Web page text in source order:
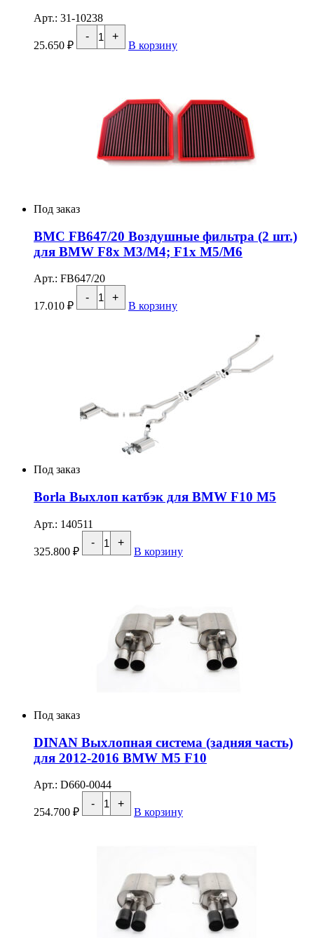
S4/S5
3.0T
FSI
Арт.: 31-10238
25.650 ₽
-
Количество
товара
aFe
Воздушный
фильтр
штатное
место
(2
шт.)
+
В корзину
Под заказ
BMC FB647/20 Воздушные фильтра (2 шт.)
для BMW F8x M3/M4; F1x M5/M6
Арт.: FB647/20
17.010 ₽
-
Количество
товара
BMC
M3/M4;
+
В корзину
Под заказ
Borla Выхлоп катбэк для BMW F10 M5
Арт.: 140511
325.800 ₽
-
Количество
товара
Borla
+
В корзину
Под заказ
DINAN Выхлопная система (задняя часть)
для 2012-2016 BMW M5 F10
Арт.: D660-0044
254.700 ₽
-
Количество
товара
DINAN
2012-
2016
BMW
M5
F10
+
В корзину